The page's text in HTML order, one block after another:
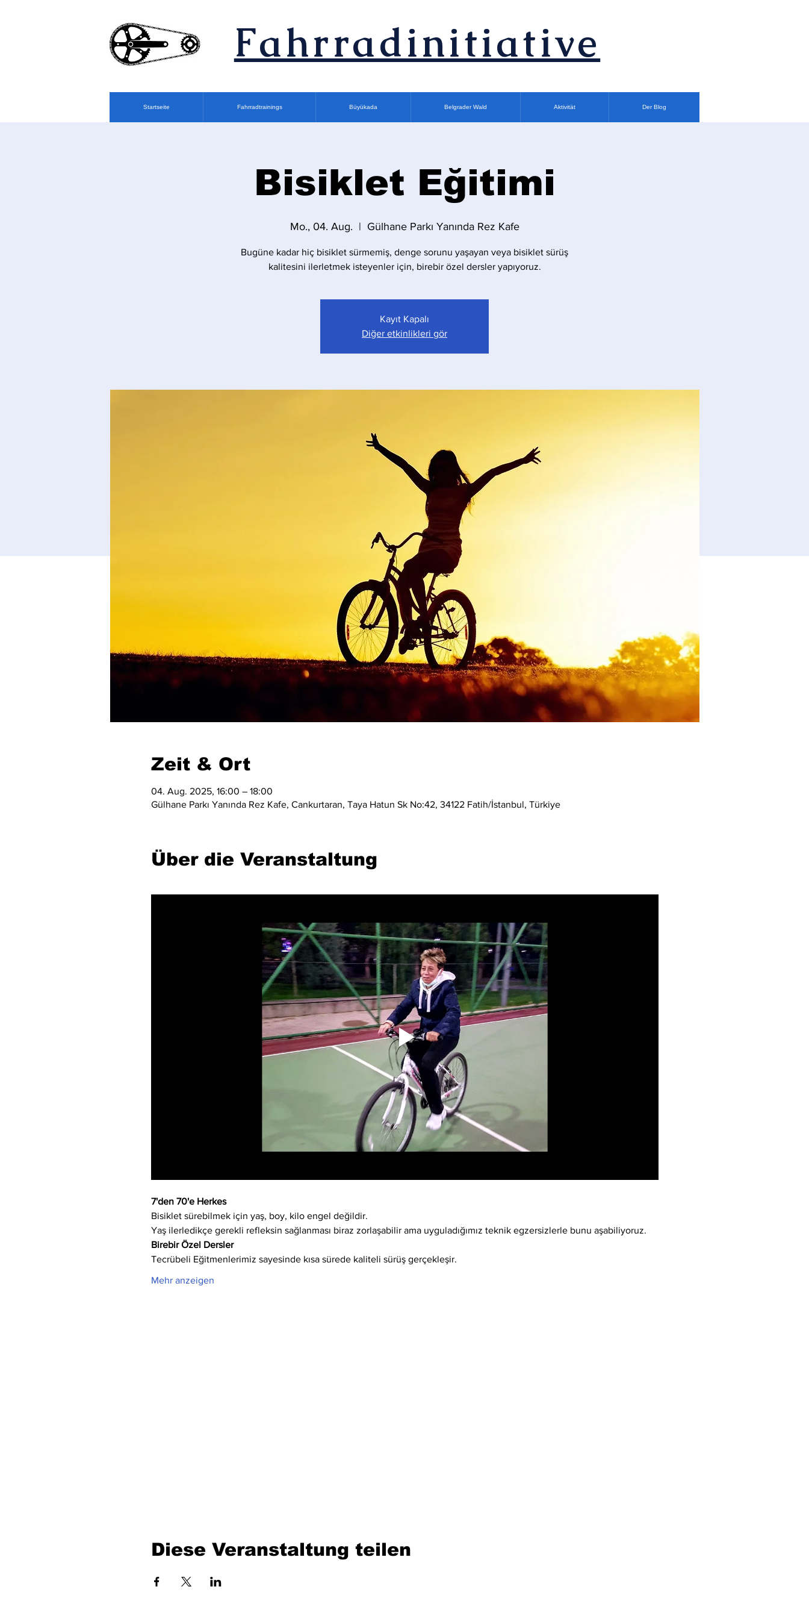
Fahrradinitiative
Startseite Fahrradtrainings Büyükada Belgrader Wald Aktivität Der Blog
Bisiklet Eğitimi
Mo., 04. Aug.
  |
Gülhane Parkı Yanında Rez Kafe
Bugüne kadar hiç bisiklet sürmemiş, denge sorunu yaşayan veya bisiklet sürüş
kalitesini ilerletmek isteyenler için, birebir özel dersler yapıyoruz.
Kayıt Kapalı
Diğer etkinlikleri gör
Zeit & Ort
04. Aug. 2025, 16:00 – 18:00
Gülhane Parkı Yanında Rez Kafe, Cankurtaran, Taya Hatun Sk No:42, 34122 Fatih/İstanbul, Türkiye
Über die Veranstaltung
7'den 70'e Herkes
Bisiklet sürebilmek için yaş, boy, kilo engel değildir.
Yaş ilerledikçe gerekli refleksin sağlanması biraz zorlaşabilir ama uyguladığımız teknik egzersizlerle bunu aşabiliyoruz.
Birebir Özel Dersler
Tecrübeli Eğitmenlerimiz sayesinde kısa sürede kaliteli sürüş gerçekleşir.
Mehr anzeigen
Diese Veranstaltung teilen